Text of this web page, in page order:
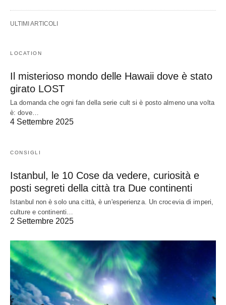
ULTIMI ARTICOLI
LOCATION
Il misterioso mondo delle Hawaii dove è stato
girato LOST
La domanda che ogni fan della serie cult si è posto almeno una volta
è: dove…
4 Settembre 2025
CONSIGLI
Istanbul, le 10 Cose da vedere, curiosità e
posti segreti della città tra Due continenti
Istanbul non è solo una città, è un'esperienza. Un crocevia di imperi,
culture e continenti…
2 Settembre 2025